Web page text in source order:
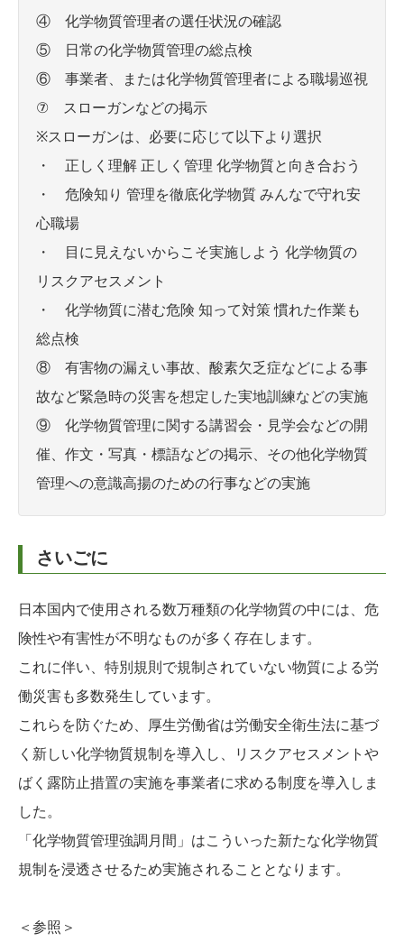
④ 化学物質管理者の選任状況の確認
⑤ 日常の化学物質管理の総点検
⑥ 事業者、または化学物質管理者による職場巡視
⑦ スローガンなどの掲示
※スローガンは、必要に応じて以下より選択
・ 正しく理解 正しく管理 化学物質と向き合おう
・ 危険知り 管理を徹底化学物質 みんなで守れ安
心職場
・ 目に見えないからこそ実施しよう 化学物質の
リスクアセスメント
・ 化学物質に潜む危険 知って対策 慣れた作業も
総点検
⑧ 有害物の漏えい事故、酸素欠乏症などによる事
故など緊急時の災害を想定した実地訓練などの実施
⑨ 化学物質管理に関する講習会・見学会などの開
催、作文・写真・標語などの掲示、その他化学物質
管理への意識高揚のための行事などの実施
さいごに
日本国内で使用される数万種類の化学物質の中には、危
険性や有害性が不明なものが多く存在します。
これに伴い、特別規則で規制されていない物質による労
働災害も多数発生しています。
これらを防ぐため、厚生労働省は労働安全衛生法に基づ
く新しい化学物質規制を導入し、リスクアセスメントや
ばく露防止措置の実施を事業者に求める制度を導入しま
した。
「化学物質管理強調月間」はこういった新たな化学物質
規制を浸透させるため実施されることとなります。
＜参照＞